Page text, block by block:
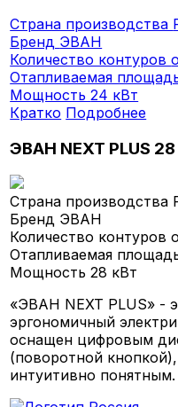
Страна производства
Бренд ЭВАН
Количество контуров
Отапливаемая
Мощность24 кВт
Кратко Подробнее
ЭВАН NEXT PLUS 28
Страна производства
Бренд ЭВАН
Количество контуров
Отапливаемая
Мощность28 кВт
«ЭВАН NEXT PLUS» -
эргономичный
оснащен цифровым
(поворотной
интуитивно понятным.